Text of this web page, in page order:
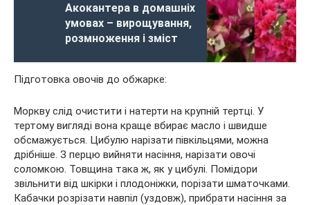
Акокантера в домашніх
умовах – вирощування,
розмноження і зміст
Підготовка овочів до обжарке:
Моркву слід очистити і натерти на крупній тертці. У
тертому вигляді вона краще вбирає масло і швидше
обсмажується. Цибулю нарізати півкільцями, можна
дрібніше. З перцю вийняти насіння, нарізати овочі
соломкою. Товщина така ж, як у цибулі. Помідори
звільнити від шкірки і плодоніжки, порізати шматочками.
Кабачки розрізати навпіл (уздовж), прибрати насіння за